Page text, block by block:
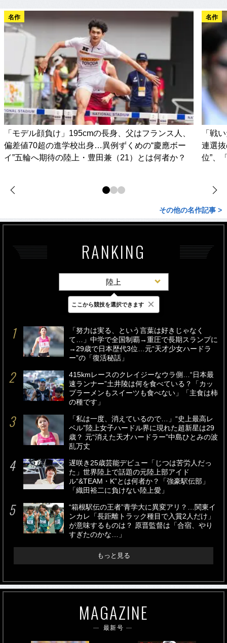
名作
「モデル顔負け」195cmの長身、父はフランス人、
偏差値70超の進学校出身…異例ずくめの“慶應ボー
イ”五輪へ期待の陸上・豊田兼（21）とは何者か？
名作
「戦
連選
位”、
その他の名作記事 >
RANKING
陸上
最新 24時間 週間
「努力は実る、という言葉は好きじゃなく
て…」中学で全国制覇→重圧で長期スランプに
→29歳で日本歴代3位…元“天才少女ハードラ
ー”の「復活秘話」
415kmレースのクレイジーなウラ側…“日本最
速ランナー”土井陵は何を食べている？「カッ
プラーメンもスイーツも食べない」「主食は柿
の種です」
「私は一度、消えているので…」“史上最高レ
ベル”陸上女子ハードル界に現れた超新星は29
歳？ 元“消えた天才ハードラー”中島ひとみの波
乱万丈
遅咲き25歳芸能デビュー「じつは苦労人だっ
た」世界陸上で話題の元陸上部アイド
ル“&TEAM・K”とは何者か？「強豪駅伝部」
「織田裕二に負けない陸上愛」
“箱根駅伝の王者”青学大に異変アリ？…関東イ
ンカレ「長距離トラック種目で入賞2人だけ」
が意味するものは？ 原晋監督は「合宿、やり
すぎたのかな…」
もっと見る
MAGAZINE
最新号
ここから競技を選択できます ×